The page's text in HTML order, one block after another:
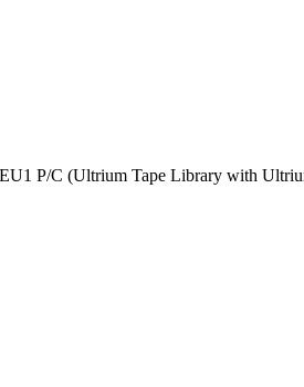
P/C (Ultrium Tape Library with